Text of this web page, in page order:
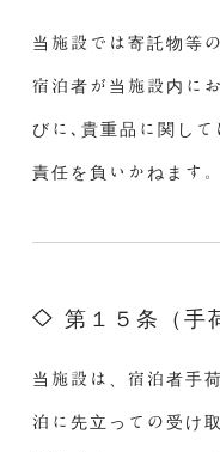
当施設では寄託物等
宿泊者が当施設内に
びに､貴重品に関して
責任を負いかねます。
第１５条（手
当施設は、宿泊者手
泊に先立っての受け